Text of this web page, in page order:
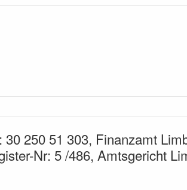
30 250 51 303, Finanzamt
Nr: 5 /486, Amtsgericht